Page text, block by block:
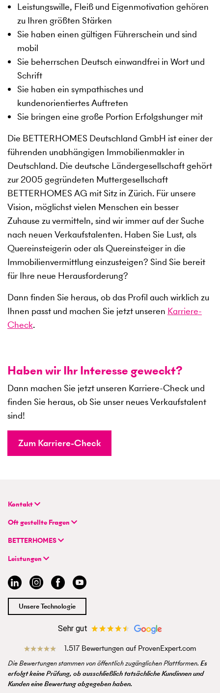
Leistungswille, Fleiß und Eigenmotivation gehören
zu Ihren größten Stärken
Sie haben einen gültigen Führerschein und sind
mobil
Sie beherrschen Deutsch einwandfrei in Wort und
Schrift
Sie haben ein sympathisches und
kundenorientiertes Auftreten
Sie bringen eine große Portion Erfolgshunger mit
Die BETTERHOMES Deutschland GmbH ist einer der
führenden unabhängigen Immobilienmakler in
Deutschland. Die deutsche Ländergesellschaft gehört
zur 2005 gegründeten Muttergesellschaft
BETTERHOMES AG mit Sitz in Zürich. Für unsere
Vision, möglichst vielen Menschen ein besser
Zuhause zu vermitteln, sind wir immer auf der Suche
nach neuen Verkaufstalenten. Haben Sie Lust, als
Quereinsteigerin oder als Quereinsteiger in die
Immobilienvermittlung einzusteigen? Sind Sie bereit
für Ihre neue Herausforderung?
Dann finden Sie heraus, ob das Profil auch wirklich zu
Ihnen passt und machen Sie jetzt unseren Karriere-
Check.
Haben wir Ihr Interesse geweckt?
Dann machen Sie jetzt unseren Karriere-Check und
finden Sie heraus, ob Sie unser neues Verkaufstalent
sind!
Zum Karriere-Check
Kontakt
BETTERHOMES Deutschland GmbH
Hauptsitz
Flughafenstraße 59
info@betterhomes.de
Oft gestellte Fragen
FAQ | Immobilie verkaufen/vermieten
FAQ | Einstieg für Profimakler/-innen
BETTERHOMES
Unternehmen
Hybrides Maklermodell
BETTERHOMES-Erfahrungen
Management
Jobs
Standort
Presse
Leistungen
Immobilie suchen
Immobilie verkaufen/vermieten
Immobilienmakler/-in werden
Unsere Technologie
Sehr gut
1.517 Bewertungen auf ProvenExpert.com
Die Bewertungen stammen von öffentlich zugänglichen Plattformen. Es
erfolgt keine Prüfung, ob ausschließlich tatsächliche Kundinnen und
Kunden eine Bewertung abgegeben haben.